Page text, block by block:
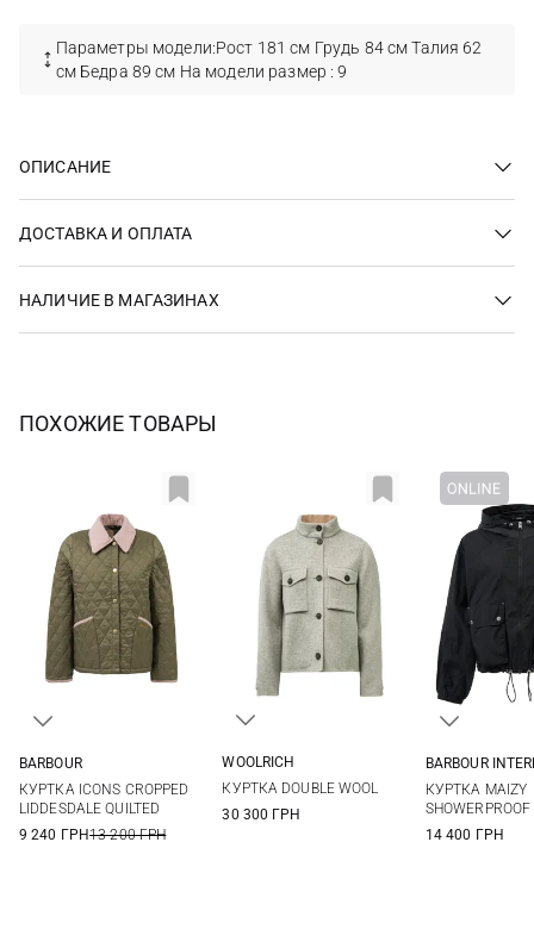
Параметры модели:Рост 181 см Грудь 84 см Талия 62
см Бедра 89 см На модели размер : 9
ОПИСАНИЕ
ДОСТАВКА И ОПЛАТА
НАЛИЧИЕ В МАГАЗИНАХ
ПОХОЖИЕ ТОВАРЫ
BARBOUR
КУРТКА ICONS CROPPED
LIDDESDALE QUILTED
9 240 ГРН13 200 ГРН
WOOLRICH
КУРТКА DOUBLE WOOL
30 300 ГРН
BARBOUR
КУРТКА MAIZY
SHOWERPROOF
14 400 ГРН